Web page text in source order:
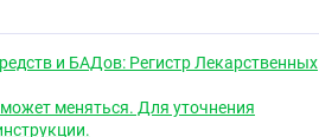
и БАДов: Регистр Лекарственных
меняться. Для уточнения